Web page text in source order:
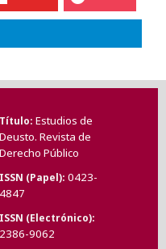
Título Estudios de
Deusto. Revista de
Derecho Público
ISSN (Papel) 0423-
4847
ISSN (Electrónico)
2386-9062